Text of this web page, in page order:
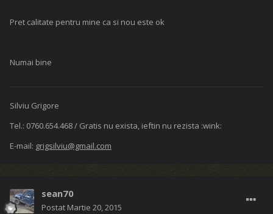
Pret calitate pentru mine ca si nou este ok
Numai bine
Silviu Grigore
Tel.: 0760.654.468 / Gratis nu exista, ieftin nu rezista :wink:
E-mail: grigsilviu@gmail.com
sean70
Postat Martie 20, 2015